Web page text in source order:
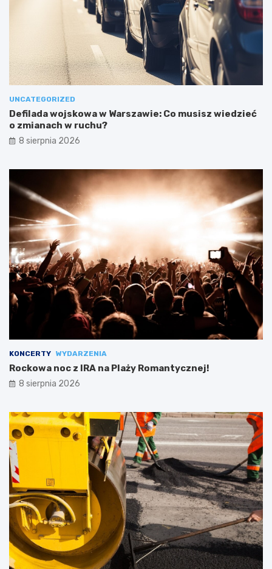
UNCATEGORIZED
Defilada wojskowa w Warszawie: Co musisz wiedzieć
o zmianach w ruchu?
8 sierpnia 2026
KONCERTY WYDARZENIA
Rockowa noc z IRA na Plaży Romantycznej!
8 sierpnia 2026